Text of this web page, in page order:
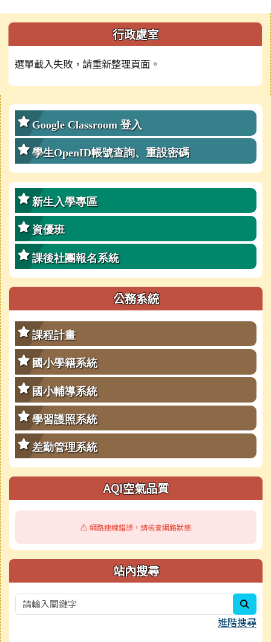
左邊區域內容 行政處室
選單載入失敗，請重新整理頁面。
右邊區域內容
Google Classroom 登入
學生OpenID帳號查詢、重設密碼
新生入學專區
資優班
課後社團報名系統
公務系統
課程計畫
國小學籍系統
國小輔導系統
學習護照系統
差勤管理系統
AQI空氣品質
⚠️ 網路連線錯誤，請檢查網路狀態
站內搜尋
進階搜尋